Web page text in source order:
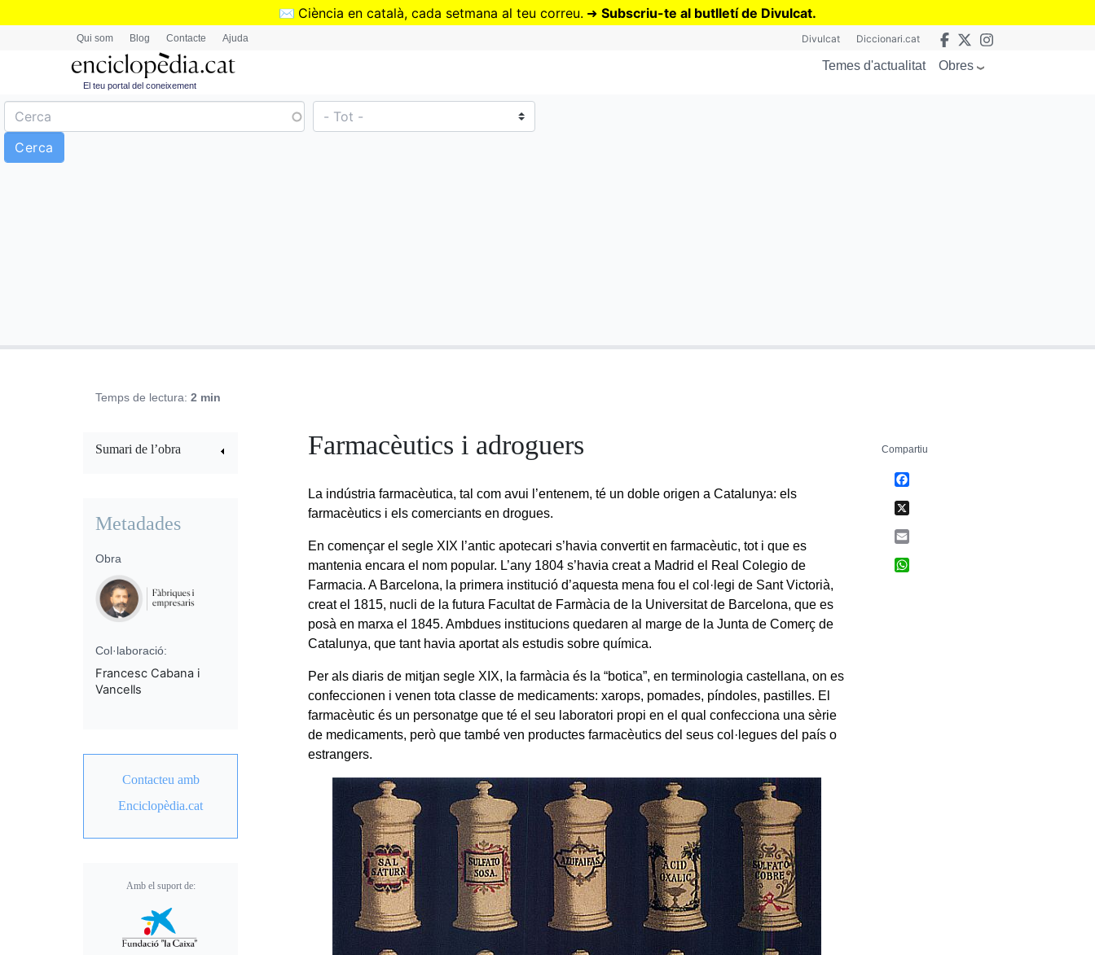
Vés
✉️ Ciència en català, cada setmana al teu correu. ➜ Subscriu-te al butlletí de Divulcat.
Qui som Blog Contacte Ajuda Divulcat Diccionari.cat
El teu portal del coneixement
Temes d'actualitat Obres
Temps de lectura: 2 min
Farmacèutics i adroguers
La indústria farmacèutica, tal com avui l’entenem, té un doble origen a Catalunya: els
farmacèutics i els comerciants en drogues.
En començar el segle XIX l’antic apotecari s’havia convertit en farmacèutic, tot i que es
mantenia encara el nom popular. L’any 1804 s’havia creat a Madrid el Real Colegio de
Farmacia. A Barcelona, la primera institució d’aquesta mena fou el col·legi de Sant Victorià,
creat el 1815, nucli de la futura Facultat de Farmàcia de la Universitat de Barcelona, que es
posà en marxa el 1845. Ambdues institucions quedaren al marge de la Junta de Comerç de
Catalunya, que tant havia aportat als estudis sobre química.
Per als diaris de mitjan segle XIX, la farmàcia és la “botica”, en terminologia castellana, on es
confeccionen i venen tota classe de medicaments: xarops, pomades, píndoles, pastilles. El
farmacèutic és un personatge que té el seu laboratori propi en el qual confecciona una sèrie
de medicaments, però que també ven productes farmacèutics del seus col·legues del país o
estrangers.
Sumari de l’obra
Metadades
Obra
Col·laboració:
Francesc Cabana i
Vancells
Contacteu amb
Enciclopèdia.cat
Amb el suport de:
Compartiu